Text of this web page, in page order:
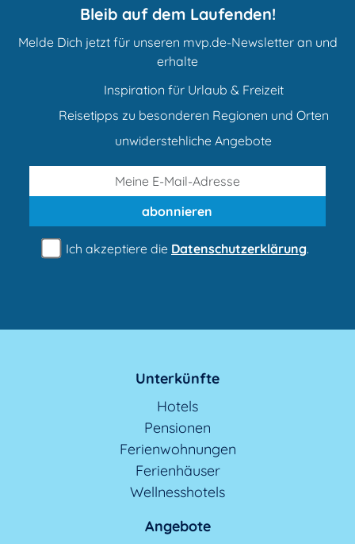
Bleib auf dem Laufenden!
Melde Dich jetzt für unseren mvp.de-Newsletter an und
erhalte
Inspiration für Urlaub & Freizeit
Reisetipps zu besonderen Regionen und Orten
unwiderstehliche Angebote
abonnieren
Ich akzeptiere die Datenschutzerklärung.
Unterkünfte
Hotels
Pensionen
Ferienwohnungen
Ferienhäuser
Wellnesshotels
Angebote